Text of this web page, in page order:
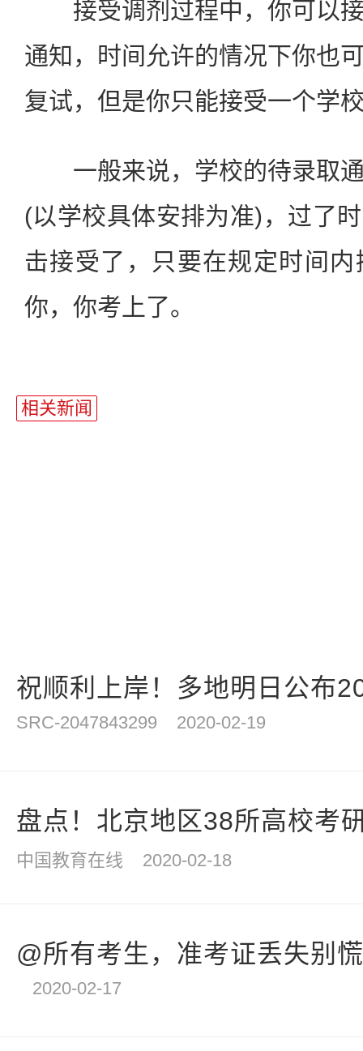
接受调剂过程中，你可以接
通知，时间允许的情况下你也
复试，但是你只能接受一个学
一般来说，学校的待录取通
(以学校具体安排为准)，过了
击接受了，只要在规定时间
你，你考上了。
相关新闻
祝顺利上岸！多地明日公布
SRC-2047843299 2020-02-19
盘点！北京地区38所高校考
中国教育在线 2020-02-18
@所有考生，准考证丢失别
2020-02-17